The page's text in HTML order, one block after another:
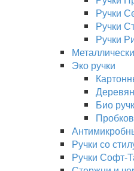
Ручки
Ручки
Ручки
Эко ручки
Био
Ручки со
Ручки Софт-